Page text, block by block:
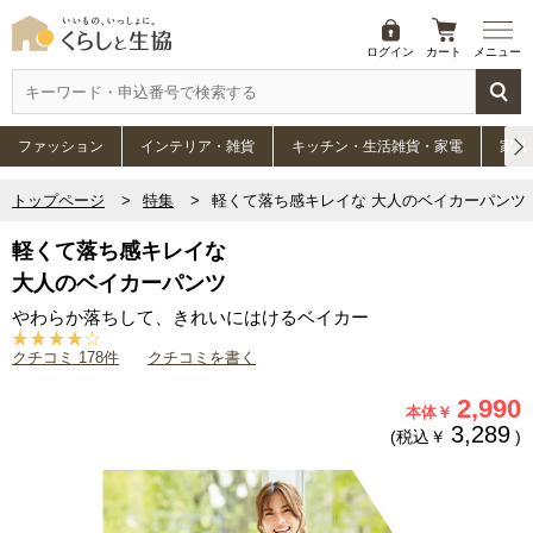
ログイン カート メニュー
ファッション インテリア・雑貨 キッチン・生活雑貨・家電 家具
トップページ 特集 軽くて落ち感キレイな 大人のベイカーパンツ
軽くて落ち感キレイな
大人のベイカーパンツ
やわらか落ちして、きれいにはけるベイカー
クチコミ 178件 クチコミを書く
本体￥ 2,990
(税込￥ 3,289 )